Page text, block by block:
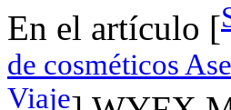
En el artículo [
de cosméticos
Viaje